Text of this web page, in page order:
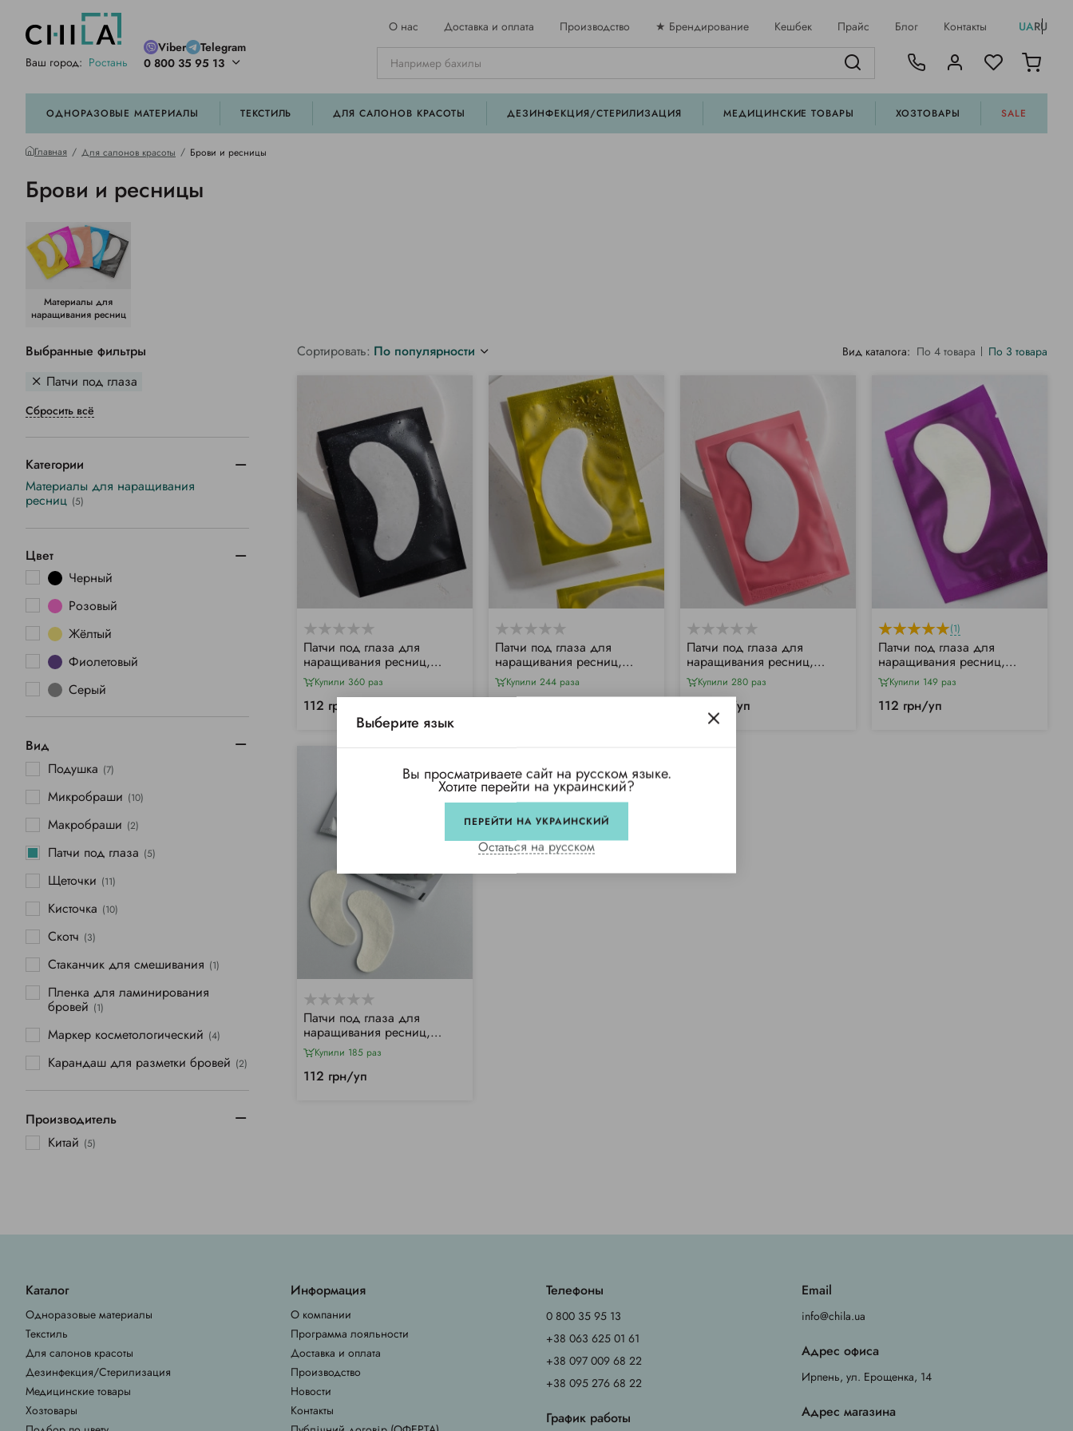
Ваш город: Ростань
Viber
Telegram
0 800 35 95 13
О нас Доставка и оплата Производство ★ Брендирование Кешбек Прайс Блог Контакты UARU
ОДНОРАЗОВЫЕ МАТЕРИАЛЫ ТЕКСТИЛЬ ДЛЯ САЛОНОВ КРАСОТЫ ДЕЗИНФЕКЦИЯ/СТЕРИЛИЗАЦИЯ МЕДИЦИНСКИЕ ТОВАРЫ ХОЗТОВАРЫ SALE
Главная Для салонов красоты Брови и ресницы
Брови и ресницы
Материалы для
наращивания ресниц
Выбранные фильтры
Патчи под глаза
Сбросить всё
Категории
Материалы для наращивания
ресниц (5)
Цвет
Черный
Розовый
Жёлтый
Фиолетовый
Серый
Вид
Подушка (7)
Микробраши (10)
Макробраши (2)
Патчи под глаза (5)
Щеточки (11)
Кисточка (10)
Скотч (3)
Стаканчик для смешивания (1)
Пленка для ламинирования
бровей (1)
Маркер косметологический (4)
Карандаш для разметки бровей (2)
Производитель
Китай (5)
Сортировать: По популярности Вид каталога: По 4 товара По 3 товара
Патчи под глаза для
наращивания ресниц,
черные (50 шт/уп)
Купили 360 раз
112 грн/уп
Патчи под глаза для
наращивания ресниц,
золотые (50 шт/уп)
Купили 244 раза
Патчи под глаза для
наращивания ресниц,
розовые (50 шт/уп)
Купили 280 раз
112 грн/уп
(1)
Патчи под глаза для
наращивания ресниц,
фиолетовые (50 шт/уп)
Купили 149 раз
112 грн/уп
Патчи под глаза для
наращивания ресниц,
серебристые (50 шт/уп)
Купили 185 раз
112 грн/уп
Выберите язык
Вы просматриваете сайт на русском языке.
Хотите перейти на украинский?
ПЕРЕЙТИ НА УКРАИНСКИЙ
Остаться на русском
Каталог
Одноразовые материалы
Текстиль
Для салонов красоты
Дезинфекция/Стерилизация
Медицинские товары
Хозтовары
Информация
О компании
Программа лояльности
Доставка и оплата
Производство
Новости
Контакты
Телефоны
0 800 35 95 13
+38 063 625 01 61
+38 097 009 68 22
+38 095 276 68 22
График работы
Email
info@chila.ua
Адрес офиса
Ирпень, ул. Ерощенка, 14
Адрес магазина